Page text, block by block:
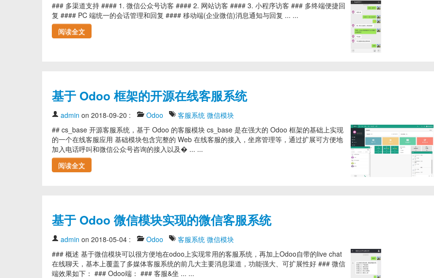
### 多渠道支持 #### 1. 微信公众号访客 #### 2. 网站访客 #### 3. 小程序访客 ### 多终端便捷回
复 #### PC 端统一的会话管理和回复 #### 移动端(企业微信)消息通知与回复 ... ...
阅读全文
基于 Odoo 框架的开源在线客服系统
admin on 2018-09-20 : Odoo 客服系统 微信模块
## cs_base 开源客服系统，基于 Odoo 的客服模块 cs_base 是在强大的 Odoo 框架的基础上实现
的一个在线客服应用 基础模块包含完整的 Web 在线客服的接入，坐席管理等，通过扩展可方便地
加入电话呼叫和微信公众号咨询的接入以及� ... ...
阅读全文
基于 Odoo 微信模块实现的微信客服系统
admin on 2018-05-04 : Odoo 客服系统 微信模块
### 概述 基于微信模块可以很方便地在odoo上实现常用的客服系统，再加上Odoo自带的live chat
在线聊天，基本上覆盖了多媒体客服系统的前几大主要消息渠道，功能强大、可扩展性好 ### 微信
端效果如下： ### Odoo端： ### 客服&坐 ... ...